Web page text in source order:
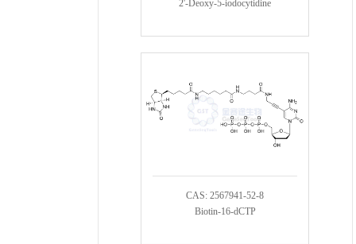
2'-Deoxy-5-iodocytidine
CAS: 2567941-52-8
Biotin-16-dCTP